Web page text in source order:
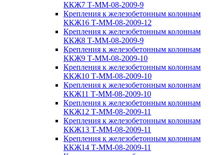
ККЖ7 Т-ММ-08-2009-9
Крепления к железобетонным колоннам
ККЖ16 Т-ММ-08-2009-12
Крепления к железобетонным колоннам
ККЖ8 Т-ММ-08-2009-9
Крепления к железобетонным колоннам
ККЖ9 Т-ММ-08-2009-10
Крепления к железобетонным колоннам
ККЖ10 Т-ММ-08-2009-10
Крепления к железобетонным колоннам
ККЖ11 Т-ММ-08-2009-10
Крепления к железобетонным колоннам
ККЖ12 Т-ММ-08-2009-11
Крепления к железобетонным колоннам
ККЖ13 Т-ММ-08-2009-11
Крепления к железобетонным колоннам
ККЖ14 Т-ММ-08-2009-11